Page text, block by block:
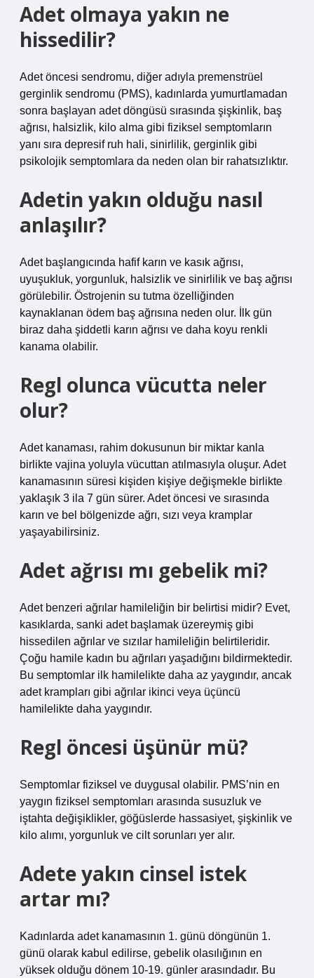
Adet olmaya yakın ne
hissedilir?
Adet öncesi sendromu, diğer adıyla premenstrüel
gerginlik sendromu (PMS), kadınlarda yumurtlamadan
sonra başlayan adet döngüsü sırasında şişkinlik, baş
ağrısı, halsizlik, kilo alma gibi fiziksel semptomların
yanı sıra depresif ruh hali, sinirlilik, gerginlik gibi
psikolojik semptomlara da neden olan bir rahatsızlıktır.
Adetin yakın olduğu nasıl
anlaşılır?
Adet başlangıcında hafif karın ve kasık ağrısı,
uyuşukluk, yorgunluk, halsizlik ve sinirlilik ve baş ağrısı
görülebilir. Östrojenin su tutma özelliğinden
kaynaklanan ödem baş ağrısına neden olur. İlk gün
biraz daha şiddetli karın ağrısı ve daha koyu renkli
kanama olabilir.
Regl olunca vücutta neler
olur?
Adet kanaması, rahim dokusunun bir miktar kanla
birlikte vajina yoluyla vücuttan atılmasıyla oluşur. Adet
kanamasının süresi kişiden kişiye değişmekle birlikte
yaklaşık 3 ila 7 gün sürer. Adet öncesi ve sırasında
karın ve bel bölgenizde ağrı, sızı veya kramplar
yaşayabilirsiniz.
Adet ağrısı mı gebelik mi?
Adet benzeri ağrılar hamileliğin bir belirtisi midir? Evet,
kasıklarda, sanki adet başlamak üzereymiş gibi
hissedilen ağrılar ve sızılar hamileliğin belirtileridir.
Çoğu hamile kadın bu ağrıları yaşadığını bildirmektedir.
Bu semptomlar ilk hamilelikte daha az yaygındır, ancak
adet krampları gibi ağrılar ikinci veya üçüncü
hamilelikte daha yaygındır.
Regl öncesi üşünür mü?
Semptomlar fiziksel ve duygusal olabilir. PMS’nin en
yaygın fiziksel semptomları arasında susuzluk ve
iştahta değişiklikler, göğüslerde hassasiyet, şişkinlik ve
kilo alımı, yorgunluk ve cilt sorunları yer alır.
Adete yakın cinsel istek
artar mı?
Kadınlarda adet kanamasının 1. günü döngünün 1.
günü olarak kabul edilirse, gebelik olasılığının en
yüksek olduğu dönem 10-19. günler arasındadır. Bu